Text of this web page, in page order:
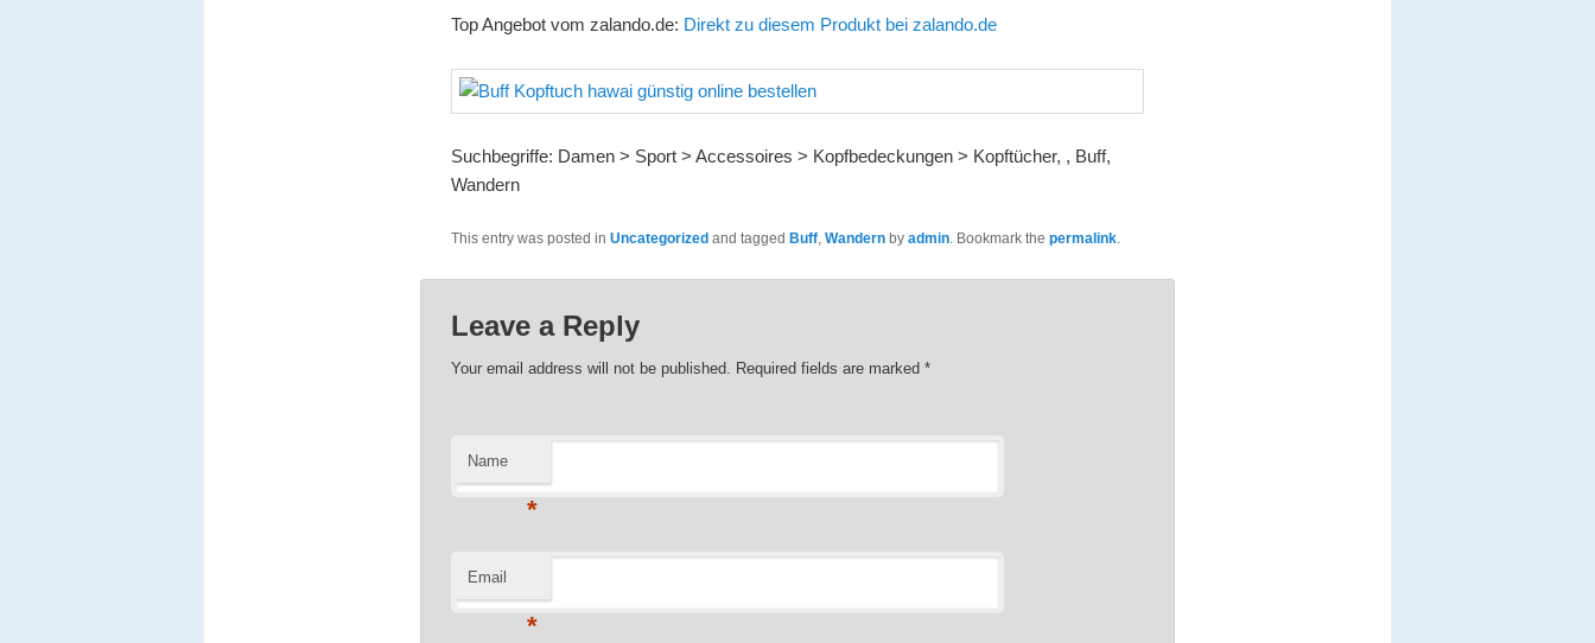
Top Angebot vom zalando.de: Direkt zu diesem Produkt bei zalando.de
Suchbegriffe: Damen > Sport > Accessoires > Kopfbedeckungen > Kopftücher, , Buff,
Wandern
This entry was posted in Uncategorized and tagged Buff, Wandernby admin. Bookmark the permalink.
Leave a Reply
Your email address will not be published. Required fields are marked *
Name
*
Email
*